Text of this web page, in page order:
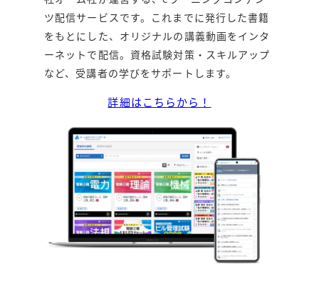
ツ配信サービスです。これまでに発行した書籍
をもとにした、オリジナルの講義動画をインタ
ーネットで配信。資格試験対策・スキルアップ
など、受講者の学びをサポートします。
詳細はこちらから！